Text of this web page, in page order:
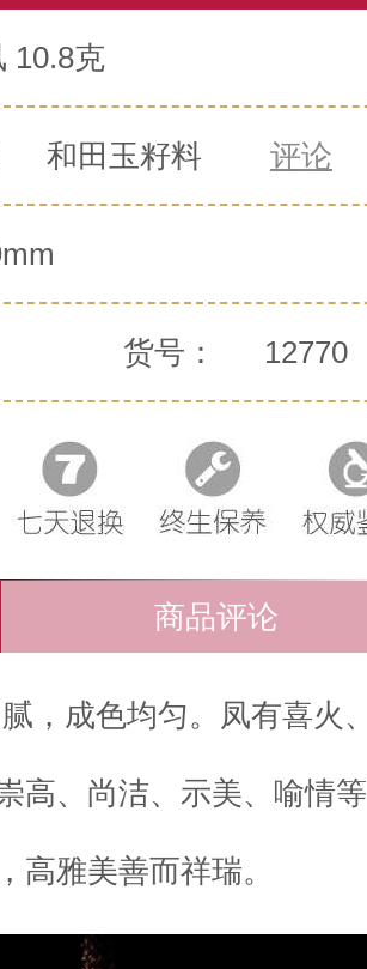
10.8克
和田玉籽料 评论
货号： 12770
商品评论
，成色均匀。凤有喜火、
高、尚洁、示美、喻情等
高雅美善而祥瑞。